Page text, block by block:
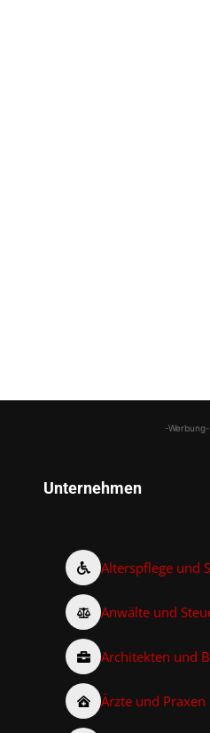
-Werbung-
Unternehmen
Alterspflege und
Anwälte und
Architekten und
Ärzte und Praxen